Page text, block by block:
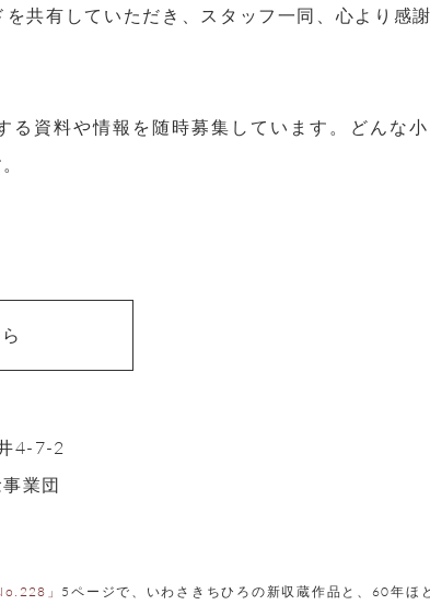
共有していただき、スタッフ一同、心より感
る資料や情報を随時募集しています。どんな
4-7-2
業団
」 5ページで、いわさきちひろの新収蔵作品と、60年ほ